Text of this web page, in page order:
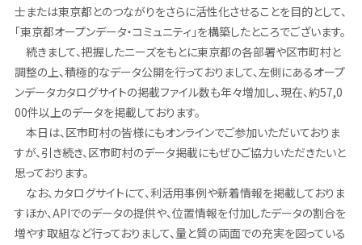
士または東京都とのつながりをさらに活性化させることを目的として、
「東京都オープンデータ・コミュニティ」を構築したところでございます。
続きまして、把握したニーズをもとに東京都の各部署や区市町村と
調整の上、積極的なデータ公開を行っておりまして、左側にあるオープ
ンデータカタログサイトの掲載ファイル数も年々増加し、現在、約57,0
00件以上のデータを掲載しております。
本日は、区市町村の皆様にもオンラインでご参加いただいておりま
すが、引き続き、区市町村のデータ掲載にもぜひご協力いただきたいと
思っております。
なお、カタログサイトにて、利活用事例や新着情報を掲載しておりま
すほか、APIでのデータの提供や、位置情報を付加したデータの割合を
増やす取組など行っておりまして、量と質の両面での充実を図っている